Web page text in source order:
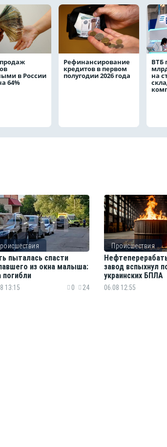
в России
64%
Рефинансирование
кредитов в первом
полугодии 2026 года
ВТБ
на
пыталась спасти
из окна малыша:
погибли
13:15 0 24
Происшествия
завод вспыхнул
украинских БПЛА
06.08 12:55